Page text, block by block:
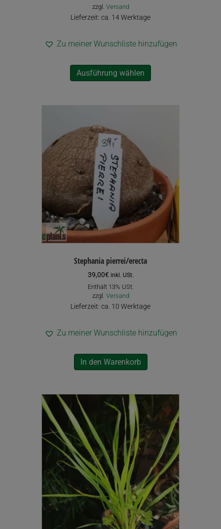
8,70€
zzgl. Versand
Lieferzeit: ca. 14 Werktage
Zu meiner Wunschliste hinzufügen
Ausführung wählen
auf
der
Produktseite
gewählt
werden
Stephania pierrei/erecta
39,00€ inkl. USt.
Enthält 13% USt.
zzgl. Versand
Lieferzeit: ca. 10 Werktage
Zu meiner Wunschliste hinzufügen
In den Warenkorb